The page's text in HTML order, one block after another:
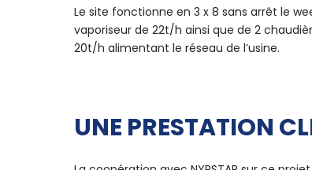
Le site fonctionne en 3 x 8 sans arrêt le
vaporiseur de 22t/h ainsi que de 2
20t/h alimentant le réseau de l’usine.
UNE PRESTATION